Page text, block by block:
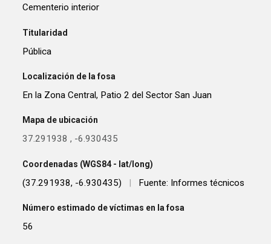
Cementerio interior
Titularidad
Pública
Localización de la fosa
En la Zona Central, Patio 2 del Sector San Juan
Mapa de ubicación
37.291938 , -6.930435
Coordenadas (WGS84 - lat/long)
(37.291938, -6.930435) | Fuente: Informes técnicos
Número estimado de víctimas en la fosa
56